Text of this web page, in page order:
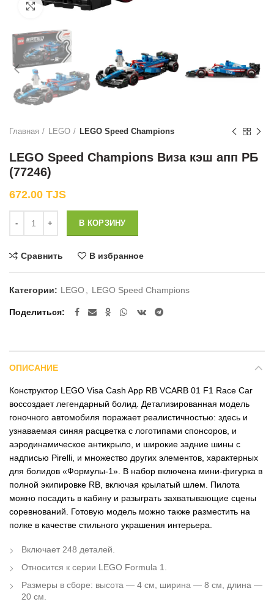
Нажмите, чтобы увеличить
Главная LEGO LEGO Speed Champions
LEGO Speed Champions Виза кэш апп РБ
(77246)
672.00 TJS
В КОРЗИНУ
Сравнить В избранное
Категории: LEGO, LEGO Speed Champions
Поделиться
ОПИСАНИЕ
Конструктор LEGO Visa Cash App RB VCARB 01 F1 Race Car
воссоздает легендарный болид. Детализированная модель
гоночного автомобиля поражает реалистичностью: здесь и
узнаваемая синяя расцветка с логотипами спонсоров, и
аэродинамическое антикрыло, и широкие задние шины с
надписью Pirelli, и множество других элементов, характерных
для болидов «Формулы-1». В набор включена мини-фигурка в
полной экипировке RB, включая крылатый шлем. Пилота
можно посадить в кабину и разыграть захватывающие сцены
соревнований. Готовую модель можно также разместить на
полке в качестве стильного украшения интерьера.
Включает 248 деталей.
Относится к серии LEGO Formula 1.
Размеры в сборе: высота — 4 см, ширина — 8 см, длина —
20 см.